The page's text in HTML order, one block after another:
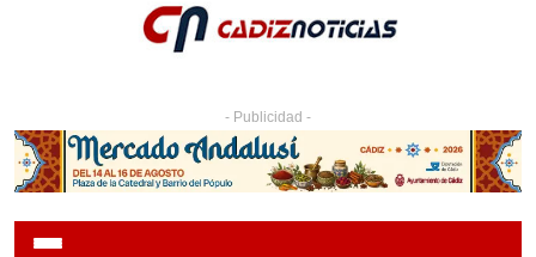
- Publicidad -